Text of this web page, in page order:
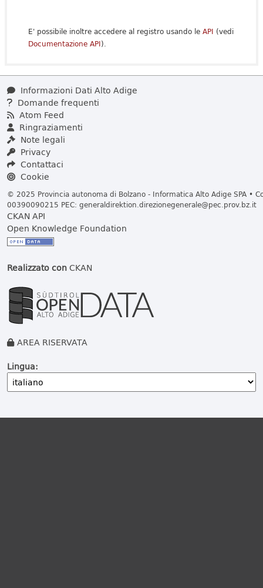
E' possibile inoltre accedere al registro usando le API (vedi
Documentazione API).
Informazioni Dati Alto Adige
Domande frequenti
Atom Feed
Ringraziamenti
Note legali
Privacy
Contattaci
Cookie
© 2025 Provincia autonoma di Bolzano - Informatica Alto Adige SPA •
00390090215 PEC: generaldirektion.direzionegenerale@pec.prov.bz.it
CKAN API
Open Knowledge Foundation
Realizzato conCKAN
AREA RISERVATA
Lingua